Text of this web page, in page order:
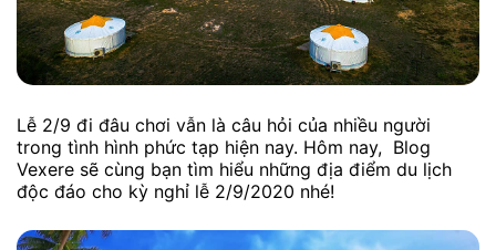
Lễ 2/9 đi đâu chơi vẫn là câu hỏi của nhiều người
trong tình hình phức tạp hiện nay. Hôm nay, Blog
Vexere sẽ cùng bạn tìm hiểu những địa điểm du lịch
độc đáo cho kỳ nghỉ lễ 2/9/2020 nhé!